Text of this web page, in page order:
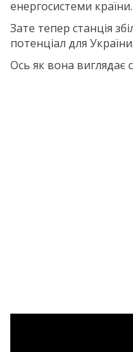
енергосистеми країни.
Зате тепер станція
потенціал для України.
Ось як вона виглядає